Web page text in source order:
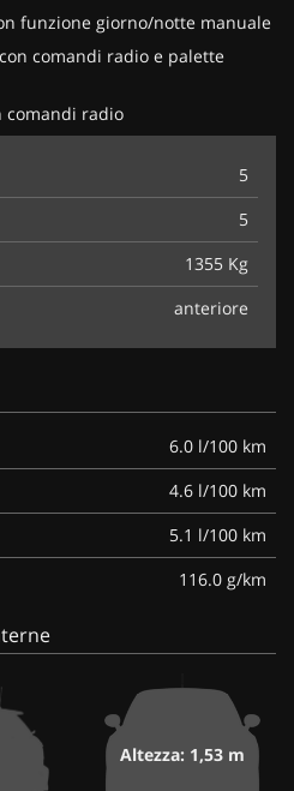
funzione giorno/notte manuale
comandi radio e palette
comandi radio
5
5
1355 Kg
anteriore
6.0 l/100 km
4.6 l/100 km
5.1 l/100 km
116.0 g/km
Altezza: 1,53 m